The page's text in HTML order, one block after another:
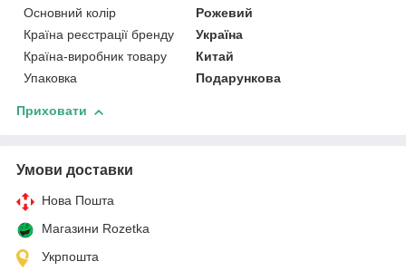
Основний колір
Рожевий
Країна реєстрації бренду
Україна
Країна-виробник товару
Китай
Упаковка
Подарункова
Приховати
Умови доставки
Нова Пошта
Магазини Rozetka
Укрпошта